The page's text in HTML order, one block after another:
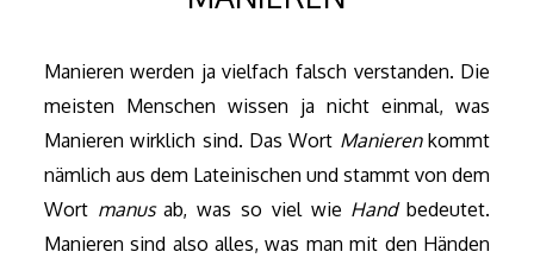
Manieren werden ja vielfach falsch verstanden. Die
meisten Menschen wissen ja nicht einmal, was
Manieren wirklich sind. Das Wort Manierenkommt
nämlich aus dem Lateinischen und stammt von dem
Wort manusab, was so viel wie Handbedeutet.
Manieren sind also alles, was man mit den Händen